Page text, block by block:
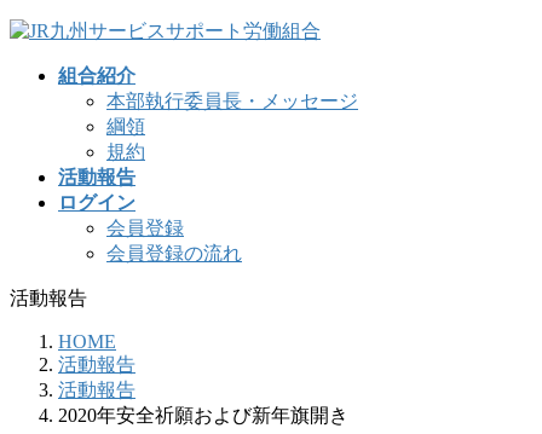
コ
ナ
組合紹介
本部執行委員長・メッセージ
綱領
規約
活動報告
ログイン
会員登録
会員登録の流れ
活動報告
HOME
活動報告
活動報告
2020年安全祈願および新年旗開き